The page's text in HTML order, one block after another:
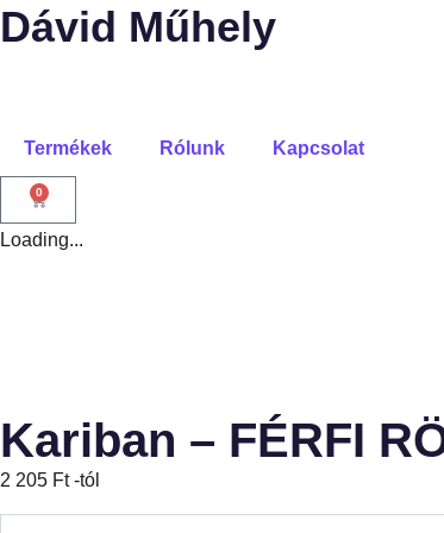
Dávid Műhely
Termékek Rólunk Kapcsolat
0
Loading...
Kariban – FÉRFI
2 205 Ft-tól